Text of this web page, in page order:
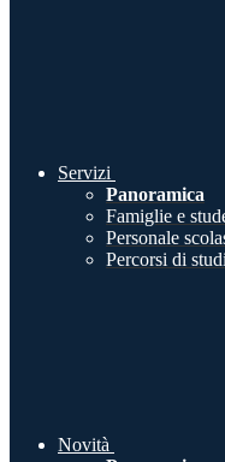
Servizi
Panoramica
Famiglie e
Personale
Percorsi di
Novità